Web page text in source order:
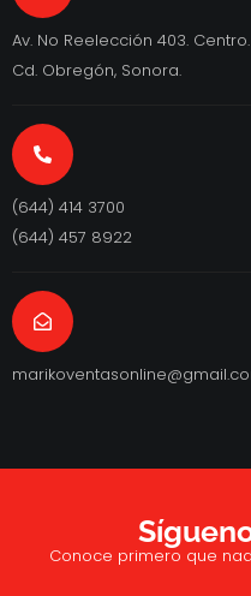
Av. No Reelección 403. Centro.
Cd. Obregón, Sonora.
(644) 414 3700
(644) 457 8922
Conoce primero que